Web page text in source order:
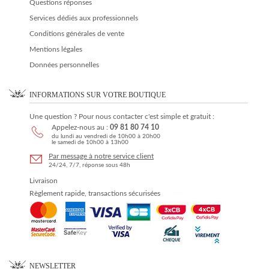
Questions réponses
Services dédiés aux professionnels
Conditions générales de vente
Mentions légales
Données personnelles
INFORMATIONS SUR VOTRE BOUTIQUE
Une question ? Pour nous contacter c'est simple et gratuit :
Appelez-nous au : 09 81 80 74 10
du lundi au vendredi de 10h00 à 20h00
le samedi de 10h00 à 13h00
Par message à notre service client
24/24, 7/7, réponse sous 48h
Livraison
Règlement rapide, transactions sécurisées
NEWSLETTER